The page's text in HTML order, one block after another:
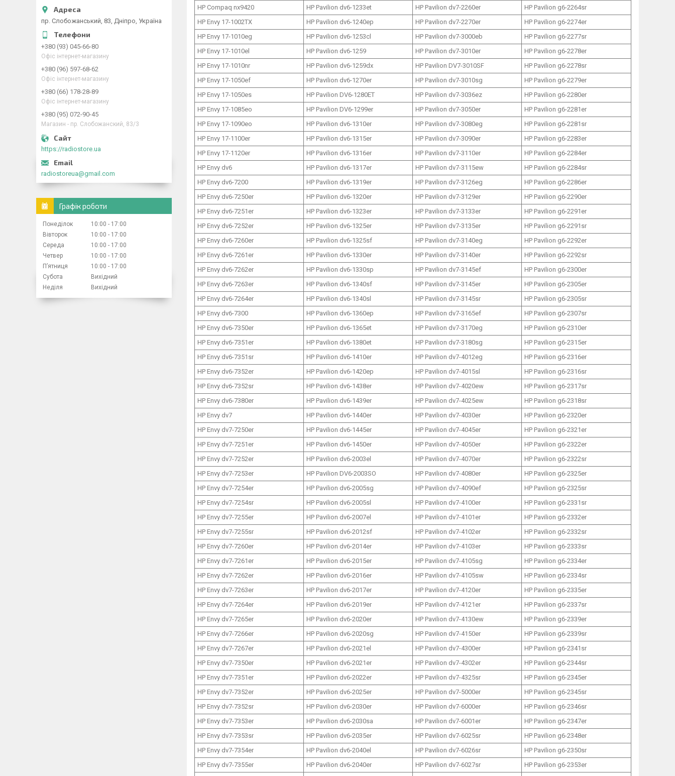
HP Compaq nx9420
HP Pavilion dv6-1233et HP Pavilion dv7-2260er
HP Pavilion g6-2264sr
HP Envy 17-1002TX
HP Pavilion dv6-1240ep HP Pavilion dv7-2270er
HP Pavilion g6-2274er
HP Envy 17-1010eg
HP Pavilion dv6-1253cl HP Pavilion dv7-3000eb
HP Pavilion g6-2277sr
HP Envy 17-1010el
HP Pavilion dv6-1259 HP Pavilion dv7-3010er
HP Pavilion g6-2278er
HP Envy 17-1010nr
HP Pavilion dv6-1259dx HP Pavilion DV7-3010SF
HP Pavilion g6-2278sr
HP Envy 17-1050ef
HP Pavilion dv6-1270er HP Pavilion dv7-3010sg
HP Pavilion g6-2279er
HP Envy 17-1050es
HP Pavilion DV6-1280ET HP Pavilion dv7-3036ez
HP Pavilion g6-2280er
HP Envy 17-1085eo
HP Pavilion DV6-1299er HP Pavilion dv7-3050er
HP Pavilion g6-2281er
HP Envy 17-1090eo
HP Pavilion dv6-1310er HP Pavilion dv7-3080eg
HP Pavilion g6-2281sr
HP Envy 17-1100er
HP Pavilion dv6-1315er HP Pavilion dv7-3090er
HP Pavilion g6-2283er
HP Envy 17-1120er
HP Pavilion dv6-1316er HP Pavilion dv7-3110er
HP Pavilion g6-2284er
HP Envy dv6
HP Pavilion dv6-1317er HP Pavilion dv7-3115ew
HP Pavilion g6-2284sr
HP Envy dv6-7200
HP Pavilion dv6-1319er HP Pavilion dv7-3126eg
HP Pavilion g6-2286er
HP Envy dv6-7250er
HP Pavilion dv6-1320er HP Pavilion dv7-3129er
HP Pavilion g6-2290er
HP Envy dv6-7251er
HP Pavilion dv6-1323er HP Pavilion dv7-3133er
HP Pavilion g6-2291er
HP Envy dv6-7252er
HP Pavilion dv6-1325er HP Pavilion dv7-3135er
HP Pavilion g6-2291sr
HP Envy dv6-7260er
HP Pavilion dv6-1325sf HP Pavilion dv7-3140eg
HP Pavilion g6-2292er
HP Envy dv6-7261er
HP Pavilion dv6-1330er HP Pavilion dv7-3140er
HP Pavilion g6-2292sr
HP Envy dv6-7262er
HP Pavilion dv6-1330sp HP Pavilion dv7-3145ef
HP Pavilion g6-2300er
HP Envy dv6-7263er
HP Pavilion dv6-1340sf HP Pavilion dv7-3145er
HP Pavilion g6-2305er
HP Envy dv6-7264er
HP Pavilion dv6-1340sl HP Pavilion dv7-3145sr
HP Pavilion g6-2305sr
HP Envy dv6-7300
HP Pavilion dv6-1360ep HP Pavilion dv7-3165ef
HP Pavilion g6-2307sr
HP Envy dv6-7350er
HP Pavilion dv6-1365et HP Pavilion dv7-3170eg
HP Pavilion g6-2310er
HP Envy dv6-7351er
HP Pavilion dv6-1380et HP Pavilion dv7-3180sg
HP Pavilion g6-2315er
HP Envy dv6-7351sr
HP Pavilion dv6-1410er HP Pavilion dv7-4012eg
HP Pavilion g6-2316er
HP Envy dv6-7352er
HP Pavilion dv6-1420ep HP Pavilion dv7-4015sl
HP Pavilion g6-2316sr
HP Envy dv6-7352sr
HP Pavilion dv6-1438er HP Pavilion dv7-4020ew
HP Pavilion g6-2317sr
HP Envy dv6-7380er
HP Pavilion dv6-1439er HP Pavilion dv7-4025ew
HP Pavilion g6-2318sr
HP Envy dv7
HP Pavilion dv6-1440er HP Pavilion dv7-4030er
HP Pavilion g6-2320er
HP Envy dv7-7250er
HP Pavilion dv6-1445er HP Pavilion dv7-4045er
HP Pavilion g6-2321er
HP Envy dv7-7251er
HP Pavilion dv6-1450er HP Pavilion dv7-4050er
HP Pavilion g6-2322er
HP Envy dv7-7252er
HP Pavilion dv6-2003el HP Pavilion dv7-4070er
HP Pavilion g6-2322sr
HP Envy dv7-7253er
HP Pavilion DV6-2003SO HP Pavilion dv7-4080er
HP Pavilion g6-2325er
HP Envy dv7-7254er
HP Pavilion dv6-2005sg HP Pavilion dv7-4090ef
HP Pavilion g6-2325sr
HP Envy dv7-7254sr
HP Pavilion dv6-2005sl HP Pavilion dv7-4100er
HP Pavilion g6-2331sr
HP Envy dv7-7255er
HP Pavilion dv6-2007el HP Pavilion dv7-4101er
HP Pavilion g6-2332er
HP Envy dv7-7255sr
HP Pavilion dv6-2012sf HP Pavilion dv7-4102er
HP Pavilion g6-2332sr
HP Envy dv7-7260er
HP Pavilion dv6-2014er HP Pavilion dv7-4103er
HP Pavilion g6-2333sr
HP Envy dv7-7261er
HP Pavilion dv6-2015er HP Pavilion dv7-4105sg
HP Pavilion g6-2334er
HP Envy dv7-7262er
HP Pavilion dv6-2016er HP Pavilion dv7-4105sw
HP Pavilion g6-2334sr
HP Envy dv7-7263er
HP Pavilion dv6-2017er HP Pavilion dv7-4120er
HP Pavilion g6-2335er
HP Envy dv7-7264er
HP Pavilion dv6-2019er HP Pavilion dv7-4121er
HP Pavilion g6-2337sr
HP Envy dv7-7265er
HP Pavilion dv6-2020er HP Pavilion dv7-4130ew
HP Pavilion g6-2339er
HP Envy dv7-7266er
HP Pavilion dv6-2020sg HP Pavilion dv7-4150er
HP Pavilion g6-2339sr
HP Envy dv7-7267er
HP Pavilion dv6-2021el HP Pavilion dv7-4300er
HP Pavilion g6-2341sr
HP Envy dv7-7350er
HP Pavilion dv6-2021er HP Pavilion dv7-4302er
HP Pavilion g6-2344sr
HP Envy dv7-7351er
HP Pavilion dv6-2022er HP Pavilion dv7-4325sr
HP Pavilion g6-2345er
HP Envy dv7-7352er
HP Pavilion dv6-2025er HP Pavilion dv7-5000er
HP Pavilion g6-2345sr
HP Envy dv7-7352sr
HP Pavilion dv6-2030er HP Pavilion dv7-6000er
HP Pavilion g6-2346sr
HP Envy dv7-7353er
HP Pavilion dv6-2030sa HP Pavilion dv7-6001er
HP Pavilion g6-2347er
HP Envy dv7-7353sr
HP Pavilion dv6-2035er HP Pavilion dv7-6025sr
HP Pavilion g6-2348er
HP Envy dv7-7354er
HP Pavilion dv6-2040el HP Pavilion dv7-6026sr
HP Pavilion g6-2350sr
HP Envy dv7-7355er
HP Pavilion dv6-2040er HP Pavilion dv7-6027sr
HP Pavilion g6-2353er
пр. Слобожанський, 83, Дніпро, Україна
+380 (93) 045-66-80
Офіс інтернет-магазину
+380 (96) 597-68-62
Офіс інтернет-магазину
+380 (66) 178-28-89
Офіс інтернет-магазину
+380 (95) 072-90-45
Магазин - пр. Слобожанский, 83/3
https://radiostore.ua
radiostoreua@gmail.com
Графік роботи
Понеділок 10:00
17:00
Вівторок
10:00
17:00
Середа
10:00
17:00
Четвер
10:00
17:00
Пʼятниця
10:00
17:00
Субота
Вихідний
Неділя
Вихідний